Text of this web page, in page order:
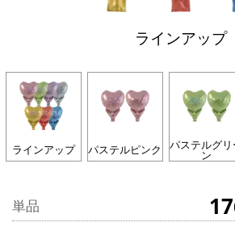
ラインアップ
ラインアップ パステルピンク パステルグリ
ン
単品